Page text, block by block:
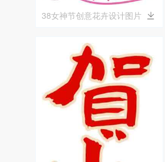
38女神节创意花卉设计图片